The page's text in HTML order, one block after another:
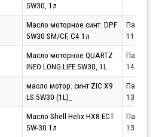
5W30, 1л
Масло моторное синт. DPF
5W30 SM/CF, C4 1л
Партнёр
Масло моторное QUARTZ
INEO LONG LIFE 5W30, 1L
Партнёр
масло мотор. синт ZIC X9
LS 5W30 (1L)_
Партнёр
Масло Shell Helix HX8 ECT
5W-30 1л
Партнёр